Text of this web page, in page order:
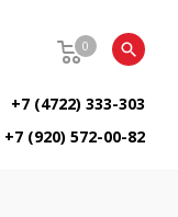
0
+7 (4722) 333-303
+7 (920) 572-00-82